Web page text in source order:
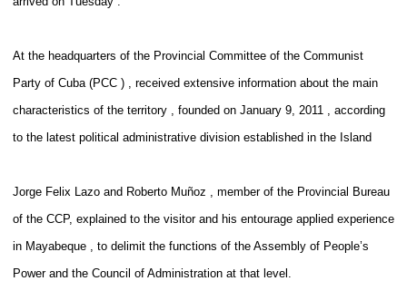
At the headquarters of the Provincial Committee of the Communist
Party of Cuba (PCC ) , received extensive information about the main
characteristics of the territory , founded on January 9, 2011 , according
to the latest political administrative division established in the Island
Jorge Felix Lazo and Roberto Muñoz , member of the Provincial Bureau
of the CCP, explained to the visitor and his entourage applied experience
in Mayabeque , to delimit the functions of the Assembly of People’s
Power and the Council of Administration at that level.